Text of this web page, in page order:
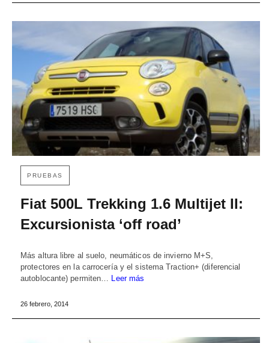
PRUEBAS
Fiat 500L Trekking 1.6 Multijet II:
Excursionista ‘off road’
Más altura libre al suelo, neumáticos de invierno M+S,
protectores en la carrocería y el sistema Traction+ (diferencial
autoblocante) permiten… Leer más
26 febrero, 2014